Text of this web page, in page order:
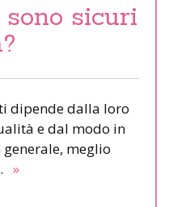
sicuri
dipende dalla loro
e dal modo in
meglio
»